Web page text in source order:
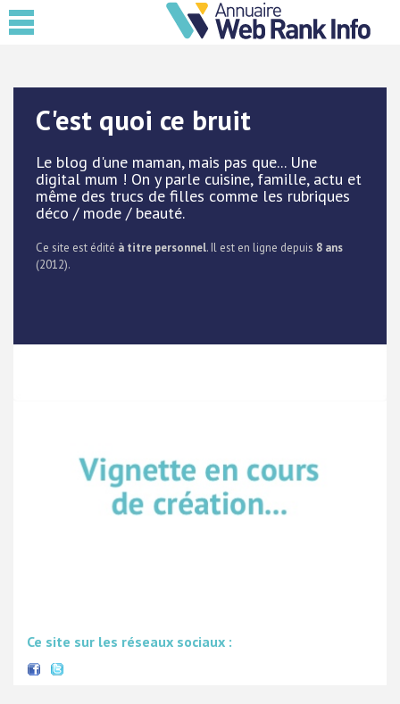
C'est quoi ce bruit
Le blog d'une maman, mais pas que... Une
digital mum ! On y parle cuisine, famille, actu et
même des trucs de filles comme les rubriques
déco / mode / beauté.
Ce site est édité à titre personnel. Il est en ligne depuis 8 ans
(2012).
Ce site sur les réseaux sociaux :